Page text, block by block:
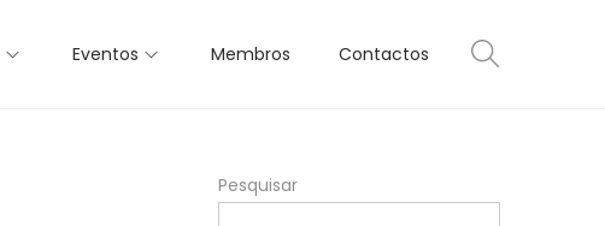
Eventos Membros Contactos
Pesquisar